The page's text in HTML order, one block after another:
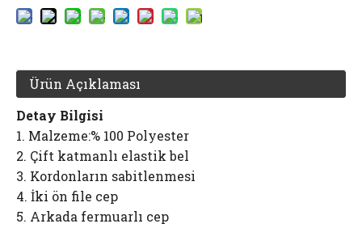
Ürün Açıklaması
Detay Bilgisi
1. Malzeme:% 100 Polyester
2. Çift katmanlı elastik bel
3. Kordonların sabitlenmesi
4. İki ön file cep
5. Arkada fermuarlı cep